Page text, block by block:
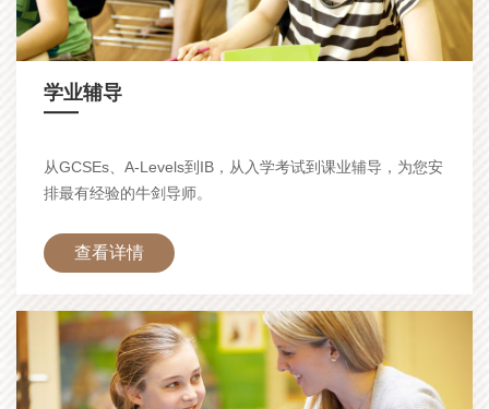
学业辅导
—
从GCSEs、A-Levels到IB，从入学考试到课业辅导，为您安
排最有经验的牛剑导师。
查看详情